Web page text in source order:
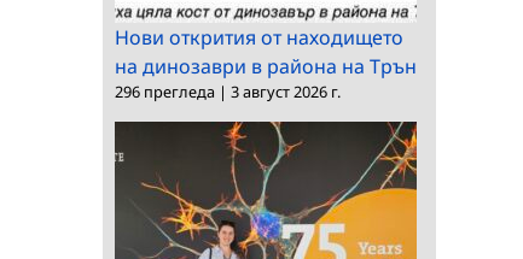
Нови открития от находището
на динозаври в района на Трън
296 прегледа | 3 август 2026 г.